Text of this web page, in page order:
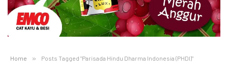
Home » Posts Tagged "Parisada Hindu Dharma Indonesia (PHDI)"